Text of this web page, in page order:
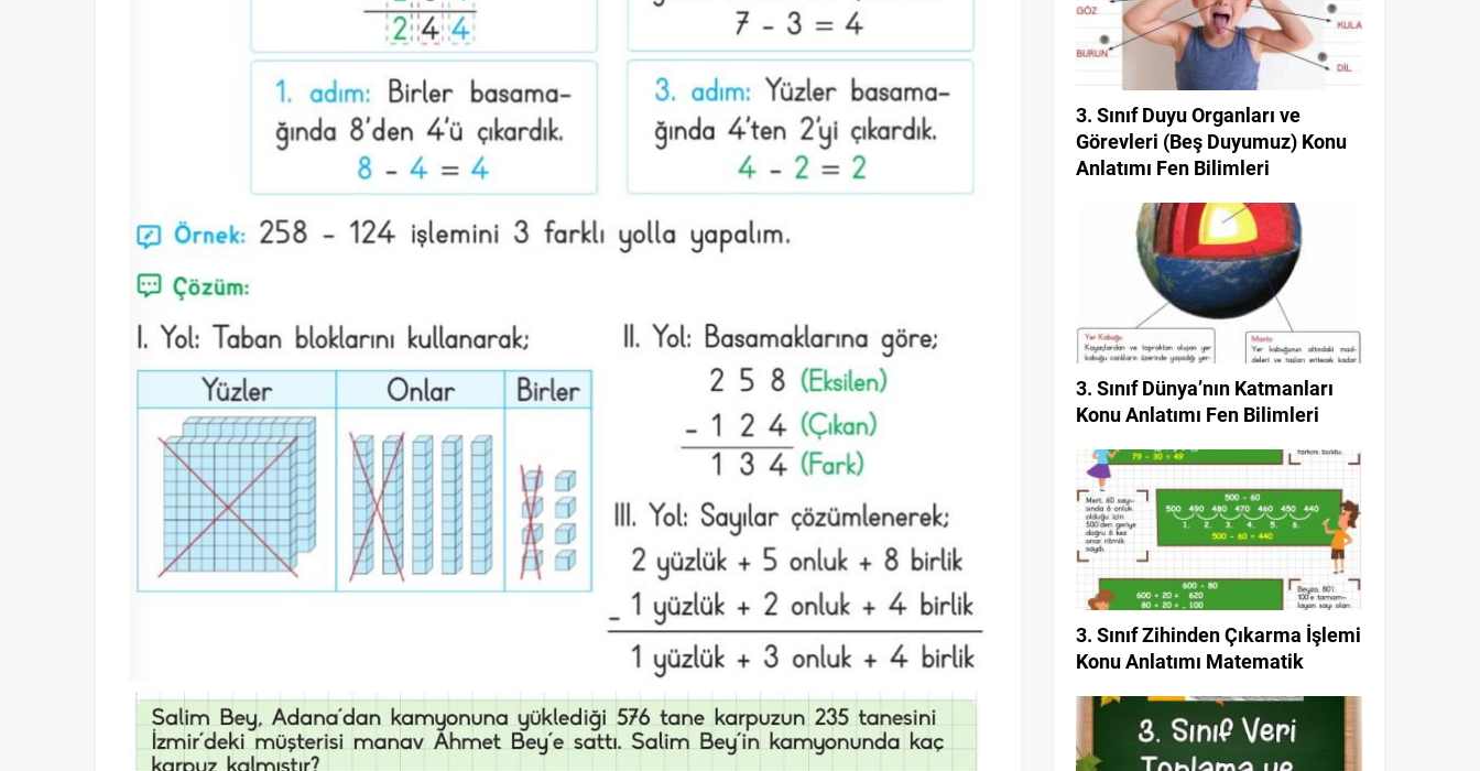
3. Sınıf Duyu Organları ve
Görevleri (Beş Duyumuz) Konu
Anlatımı Fen Bilimleri
3. Sınıf Dünya’nın Katmanları
Konu Anlatımı Fen Bilimleri
3. Sınıf Zihinden Çıkarma İşlemi
Konu Anlatımı Matematik